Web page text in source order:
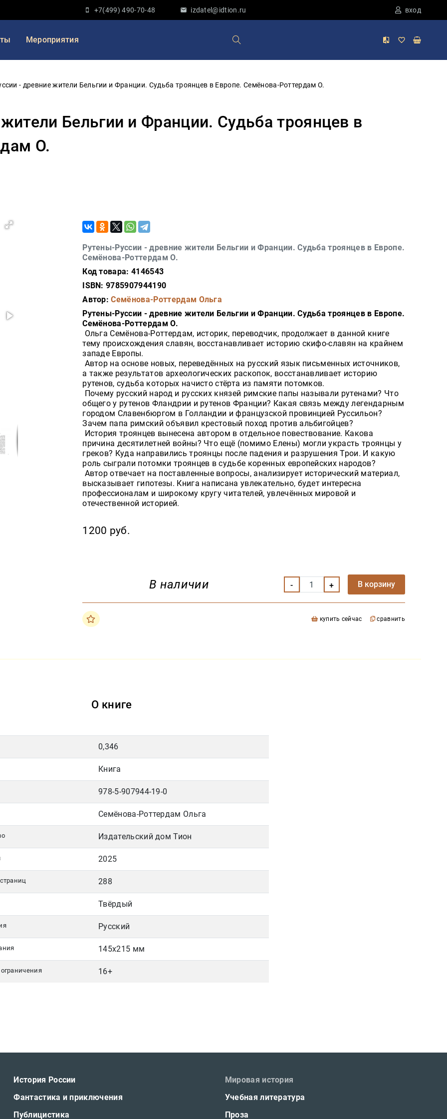
+7(499) 490-70-48 izdatel@idtion.ru вход
Мероприятия
- древние жители Бельгии и Франции. Судьба троянцев в Европе. Семёнова-Роттердам О.
Бельгии и Франции. Судьба троянцев в
О.
Рутены-Руссии - древние жители Бельгии и Франции. Судьба троянцев в Европе.
Семёнова-Роттердам О.
Код товара: 4146543
ISBN: 9785907944190
Автор:Семёнова-Роттердам Ольга
Рутены-Руссии - древние жители Бельгии и Франции. Судьба троянцев в Европе.
Семёнова-Роттердам О.
Ольга Семёнова-Роттердам, историк, переводчик, продолжает в данной книге
тему происхождения славян, восстанавливает историю скифо-славян на крайнем
западе Европы.
Автор на основе новых, переведённых на русский язык письменных источников,
а также результатов археологических раскопок, восстанавливает историю
рутенов, судьба которых начисто стёрта из памяти потомков.
Почему русский народ и русских князей римские папы называли рутенами? Что
общего у рутенов Фландрии и рутенов Франции? Какая связь между легендарным
городом Славенбюргом в Голландии и французской провинцией Руссильон?
Зачем папа римский объявил крестовый поход против альбигойцев?
История троянцев вынесена автором в отдельное повествование. Какова
причина десятилетней войны? Что ещё (помимо Елены) могли украсть троянцы у
греков? Куда направились троянцы после падения и разрушения Трои. И какую
роль сыграли потомки троянцев в судьбе коренных европейских народов?
Автор отвечает на поставленные вопросы, анализирует исторический материал,
высказывает гипотезы. Книга написана увлекательно, будет интересна
профессионалам и широкому кругу читателей, увлечённых мировой и
отечественной историей.
1200 руб.
В наличии В корзину
купить сейчас сравнить
О книге
0,346
Книга
978-5-907944-19-0
Семёнова-Роттердам Ольга
Издательский дом Тион
2025
288
Твёрдый
Русский
145х215 мм
16+
История России
Мировая история
Фантастика и приключения
Учебная литература
Публицистика Проза